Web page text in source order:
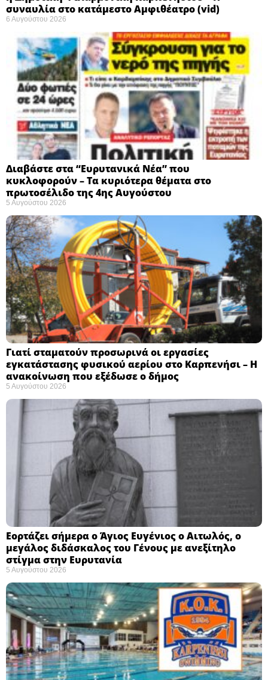
συναυλία στο κατάμεστο Αμφιθέατρο (vid)
6 Αυγούστου 2026
Διαβάστε στα “Ευρυτανικά Νέα” που
κυκλοφορούν – Τα κυριότερα θέματα στο
πρωτοσέλιδο της 4ης Αυγούστου
5 Αυγούστου 2026
Γιατί σταματούν προσωρινά οι εργασίες
εγκατάστασης φυσικού αερίου στο Καρπενήσι – Η
ανακοίνωση που εξέδωσε ο δήμος
5 Αυγούστου 2026
Εορτάζει σήμερα ο Άγιος Ευγένιος ο Αιτωλός, ο
μεγάλος διδάσκαλος του Γένους με ανεξίτηλο
στίγμα στην Ευρυτανία
5 Αυγούστου 2026